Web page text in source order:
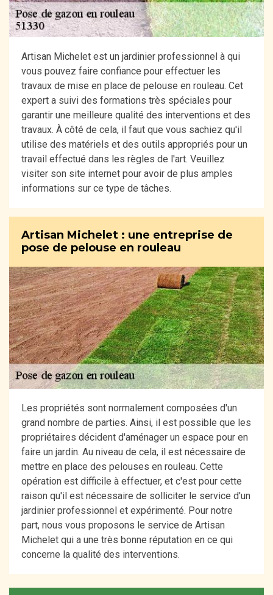
Artisan Michelet est un jardinier professionnel à qui
vous pouvez faire confiance pour effectuer les
travaux de mise en place de pelouse en rouleau. Cet
expert a suivi des formations très spéciales pour
garantir une meilleure qualité des interventions et des
travaux. À côté de cela, il faut que vous sachiez qu'il
utilise des matériels et des outils appropriés pour un
travail effectué dans les règles de l'art. Veuillez
visiter son site internet pour avoir de plus amples
informations sur ce type de tâches.
Artisan Michelet : une entreprise de
pose de pelouse en rouleau
Les propriétés sont normalement composées d'un
grand nombre de parties. Ainsi, il est possible que les
propriétaires décident d'aménager un espace pour en
faire un jardin. Au niveau de cela, il est nécessaire de
mettre en place des pelouses en rouleau. Cette
opération est difficile à effectuer, et c'est pour cette
raison qu'il est nécessaire de solliciter le service d'un
jardinier professionnel et expérimenté. Pour notre
part, nous vous proposons le service de Artisan
Michelet qui a une très bonne réputation en ce qui
concerne la qualité des interventions.